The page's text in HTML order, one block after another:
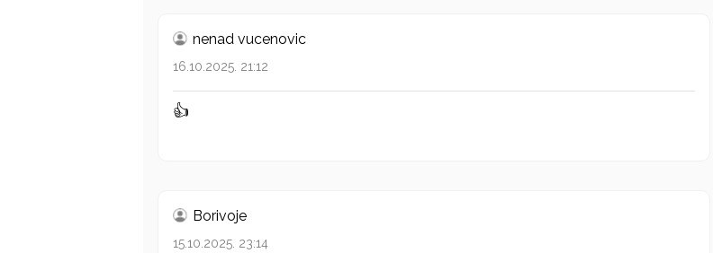
nenad vucenovic
16.10.2025. 21:12
👍
Borivoje
15.10.2025. 23:14